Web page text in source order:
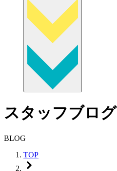
スタッフブログ
BLOG
TOP